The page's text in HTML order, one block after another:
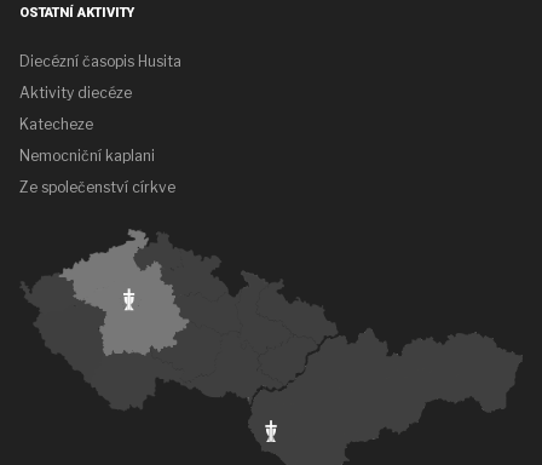
OSTATNÍ AKTIVITY
Diecézní časopis Husita
Aktivity diecéze
Katecheze
Nemocniční kaplani
Ze společenství církve